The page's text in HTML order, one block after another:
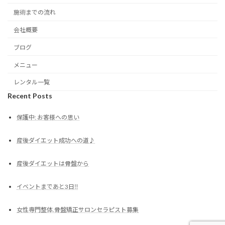
施術までの流れ
会社概要
ブログ
メニュー
レンタル一覧
Recent Posts
保護中: お客様への思い
産後ダイエット成功への道♪
産後ダイエットは骨盤から
イベントまであと3日‼︎
女性専門整体.骨盤矯正サロンセラピスト募集